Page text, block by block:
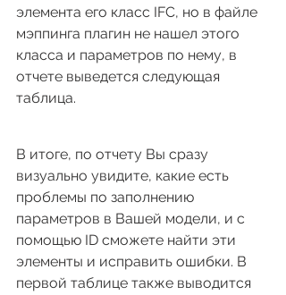
элемента его класс IFC, но в файле
мэппинга плагин не нашел этого
класса и параметров по нему, в
отчете выведется следующая
таблица.
В итоге, по отчету Вы сразу
визуально увидите, какие есть
проблемы по заполнению
параметров в Вашей модели, и с
помощью ID сможете найти эти
элементы и исправить ошибки. В
первой таблице также выводится